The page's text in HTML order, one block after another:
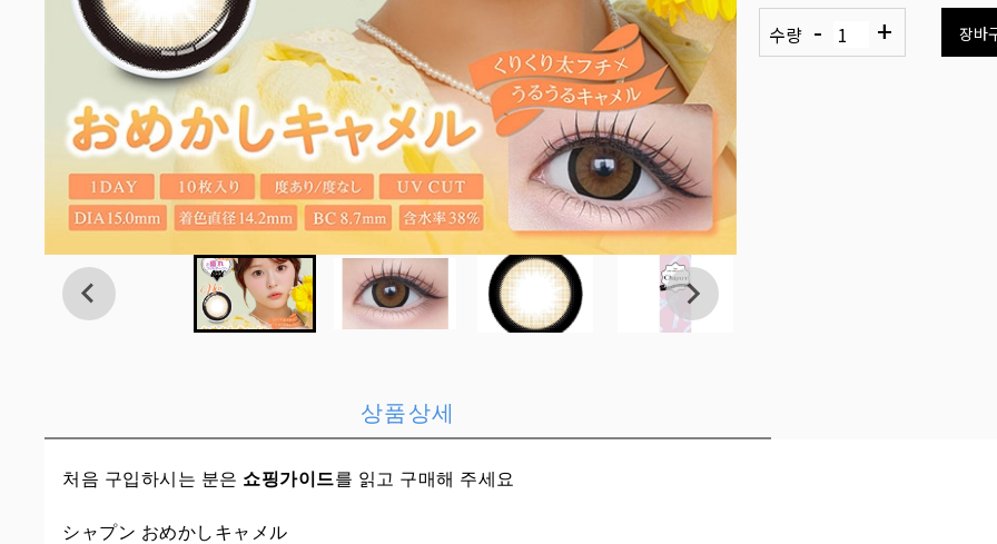
수량 - + 장바
상품상세
처음 구입하시는 분은 쇼핑가이드를 읽고 구매해 주세요
シャプン おめかしキャメル